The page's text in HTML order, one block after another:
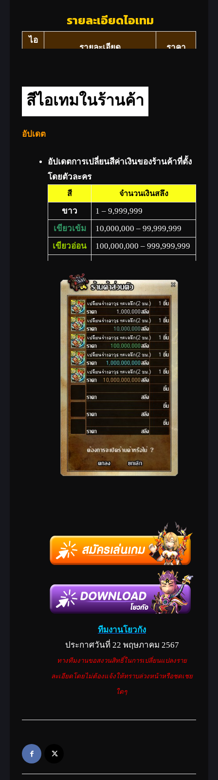
รายละเอียดไอเทม
ไอ
รายละเอียด ราคา
สัมภาระ(1 แสนล้าน)
เมื่อใช้แล้วจะเพิ่มจำนวนเงิน
ที่มีของเป้สัมภาระมากสุดถึง 1
สีไอเทมในร้านค้า
อัปเดต
อัปเดตการเปลี่ยนสีค่าเงินของร้านค้าที่ตั้ง
โดยตัวละคร
สี จำนวนเงินสลึง
ขาว
1 – 9,999,999
เขียวเข้ม
10,000,000 – 99,999,999
เขียวอ่อน
100,000,000 – 999,999,999
9999,999,999
ส้ม
10,000,000,000 –
499,999,999,999
ทีมงานโยวกัง
ประกาศวันที่ 22 พฤษภาคม 2567
ทางทีมงานขอสงวนสิทธิ์ในการเปลี่ยนแปลงราย
ละเอียดโดยไม่ต้องแจ้งให้ทราบล่วงหน้าหรือชดเชย
ใดๆ